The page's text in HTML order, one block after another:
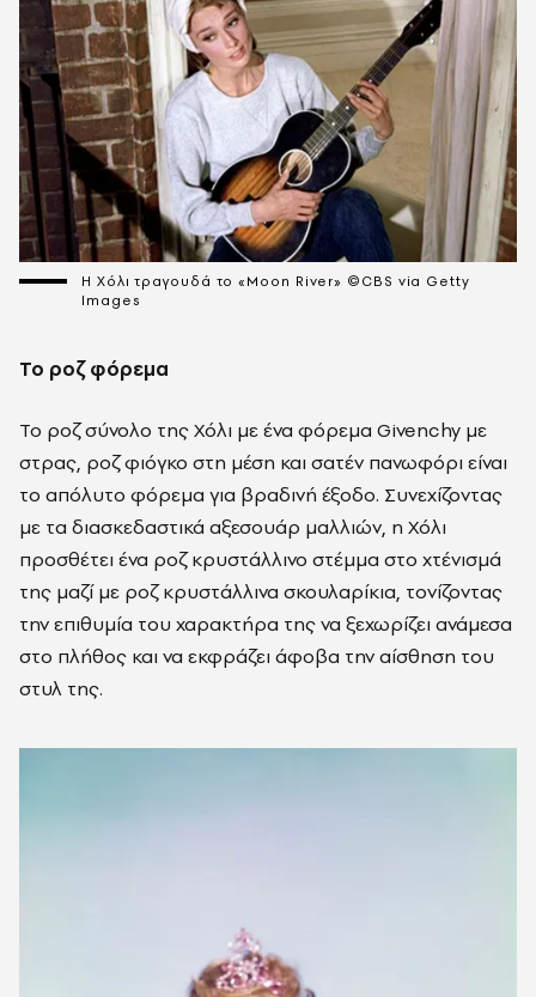
Η Χόλι τραγουδά το «Moon River» ©CBS via Getty
Images
Το ροζ φόρεμα
Το ροζ σύνολο της Χόλι με ένα φόρεμα Givenchy με
στρας, ροζ φιόγκο στη μέση και σατέν πανωφόρι είναι
το απόλυτο φόρεμα για βραδινή έξοδο. Συνεχίζοντας
με τα διασκεδαστικά αξεσουάρ μαλλιών, η Χόλι
προσθέτει ένα ροζ κρυστάλλινο στέμμα στο χτένισμά
της μαζί με ροζ κρυστάλλινα σκουλαρίκια, τονίζοντας
την επιθυμία του χαρακτήρα της να ξεχωρίζει ανάμεσα
στο πλήθος και να εκφράζει άφοβα την αίσθηση του
στυλ της.